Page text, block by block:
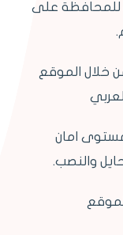
للمحافظة على
خلال الموقع
مستوى امان
والنصب.